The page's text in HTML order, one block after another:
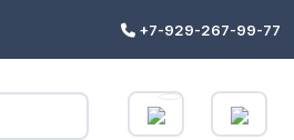
+7-929-267-99-77